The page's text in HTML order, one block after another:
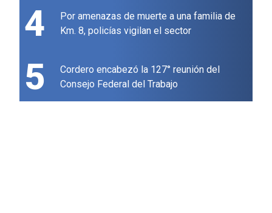
4
Por amenazas de muerte a una familia de
Km. 8, policías vigilan el sector
5
Cordero encabezó la 127° reunión del
Consejo Federal del Trabajo